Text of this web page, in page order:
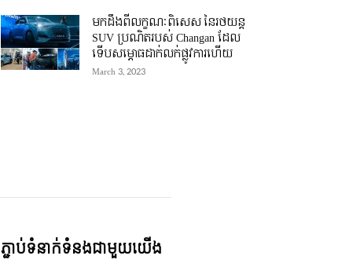
មកដឹងពីលក្ខណៈពិសេស នៃរថយន្ត
SUV ប្រណិតរបស់ Changan ដែល
ទើបសម្ភោធដាក់លក់ផ្លូវការហើយ
March 3, 2023
ភ្ជាប់ទំនាក់ទំនងជាមួយយើង